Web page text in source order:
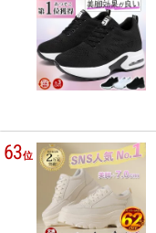
63位